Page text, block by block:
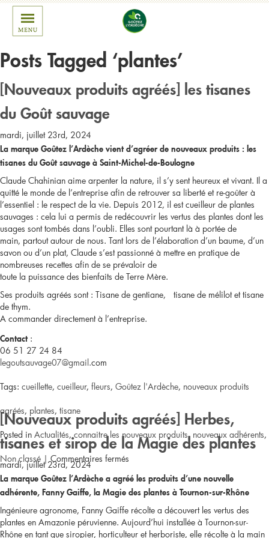
Posts Tagged ‘plantes’
[Nouveaux produits agréés] les tisanes
du Goût sauvage
mardi, juillet 23rd, 2024
La marque Goûtez l’Ardèche vient d’agréer de nouveaux produits : les
tisanes du Goût sauvage à Saint-Michel-de-Boulogne
Claude Chahinian aime arpenter la nature, il s’y sent heureux et vivant. Il a
quitté le monde de l’entreprise afin de retrouver sa liberté et re-goûter à
l’essentiel : le respect de la vie. Depuis 2012, il est cueilleur de plantes
sauvages : cela lui a permis de redécouvrir les vertus des plantes dont les
usages sont tombés dans l’oubli. Elles sont pourtant là à portée de
main, partout autour de nous. Tant lors de l’élaboration d’un baume, d’un
savon ou d’un plat, Claude s’est passionné à mettre en pratique de
nombreuses recettes afin de se prévaloir de
toute la puissance des bienfaits de Terre Mère.
Ses produits agréés sont : Tisane de gentiane, tisane de mélilot et tisane
de thym.
A commander directement à l’entreprise.
Contact
:
06 51 27 24 84
legoutsauvage07@gmail.com
Tags: cueillette, cueilleur, fleurs, Goûtez l'Ardèche, nouveaux produits
agréés, plantes, tisane
Posted in Actualités,connaitre les nouveaux produits, nouveaux adhérents,
Non classé |Commentaires fermés
[Nouveaux
produits
agréés]
[Nouveaux produits agréés] Herbes,
tisanes et sirop de la Magie des plantes
mardi, juillet 23rd, 2024
La marque Goûtez l’Ardèche a agréé les produits d’une nouvelle
adhérente, Fanny Gaiffe, la Magie des plantes à Tournon-sur-Rhône
Ingénieure agronome, Fanny Gaiffe récolte a découvert les vertus des
plantes en Amazonie péruvienne. Aujourd’hui installée à Tournon-sur-
Rhône en tant que siropier, horticulteur et herboriste, elle récolte à la main